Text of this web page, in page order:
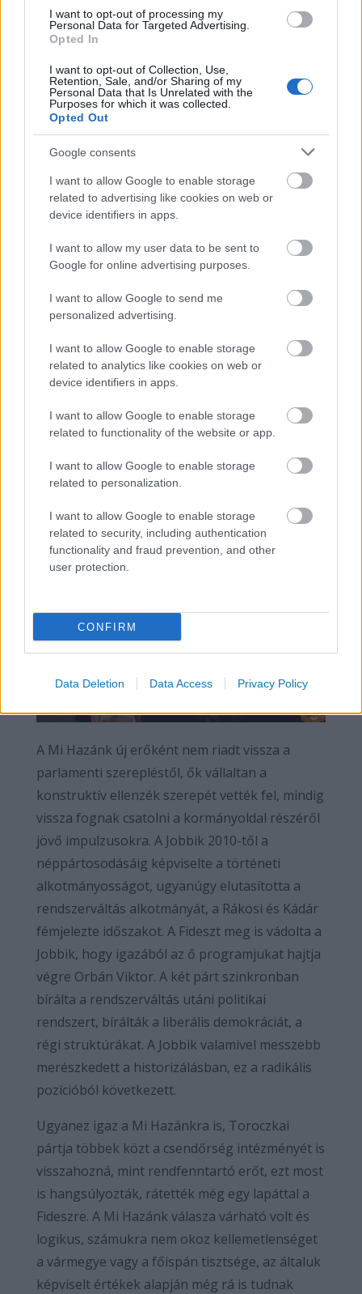
I want to opt-out of processing my
Personal Data for Targeted Advertising.
Opted In
I want to opt-out of Collection, Use,
Retention, Sale, and/or Sharing of my
Personal Data that Is Unrelated with the
Purposes for which it was collected.
Opted Out
Google consents
I want to allow Google to enable storage
related to advertising like cookies on web or
device identifiers in apps.
I want to allow my user data to be sent to
Google for online advertising purposes.
I want to allow Google to send me
personalized advertising.
I want to allow Google to enable storage
related to analytics like cookies on web or
device identifiers in apps.
I want to allow Google to enable storage
related to functionality of the website or app.
I want to allow Google to enable storage
related to personalization.
I want to allow Google to enable storage
related to security, including authentication
functionality and fraud prevention, and other
user protection.
CONFIRM
Data Deletion Data Access Privacy Policy
releváns párt.
Az ellenzéknek sikerült megoldania azt a
talányt, amit a választási rendszer változásai
jelentettek; az előválasztás alkalmazásával a
erejüket. Azonban a kampány során kiderült,
(de a választás után is) hogy ez az
együttműködés nem működött olajozottan. A
mára egy darabjaira hullott, népszerűtlen,
baloldali ellenzéket hagyott maga után. A
választás után kevesen gyakoroltak önkritikát
az összefogott ellenzék részéről, leginkább
egymást okolták, elégtelennek tartották a
másik teljesítményét. A végtelenségig nem
lehet hivatkozni az erőviszonyok
egyenlőtlenségére, az ellenzéki politikusokat is
megválasztották, elfogadták a
játékszabályokat, képviselniük kellene a
A Mi Hazánk új erőként nem riadt vissza a
parlamenti szerepléstől, ők vállaltan a
konstruktív ellenzék szerepét vették fel, mindig
vissza fognak csatolni a kormányoldal részéről
jövő impulzusokra. A Jobbik 2010-től a
néppártosodásáig képviselte a történeti
alkotmányosságot, ugyanúgy elutasította a
rendszerváltás alkotmányát, a Rákosi és Kádár
fémjelezte időszakot. A Fideszt meg is vádolta a
Jobbik, hogy igazából az ő programjukat hajtja
végre Orbán Viktor. A két párt szinkronban
bírálta a rendszerváltás utáni politikai
rendszert, bírálták a liberális demokráciát, a
régi struktúrákat. A Jobbik valamivel messzebb
merészkedett a historizálásban, ez a radikális
pozícióból következett.
Ugyanez igaz a Mi Hazánkra is, Toroczkai
pártja többek közt a csendőrség intézményét is
visszahozná, mint rendfenntartó erőt, ezt most
is hangsúlyozták, rátették még egy lapáttal a
Fideszre. A Mi Hazánk válasza várható volt és
logikus, számukra nem okoz kellemetlenséget
a vármegye vagy a főispán tisztsége, az általuk
képviselt értékek alapján még rá is tudnak